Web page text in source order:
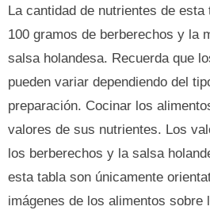
La cantidad de nutrientes de
100 gramos de berberechos y la
salsa holandesa. Recuerda que
pueden variar dependiendo del
preparación. Cocinar los
valores de sus nutrientes. Los
los berberechos y la salsa
esta tabla son únicamente
imágenes de los alimentos sobre